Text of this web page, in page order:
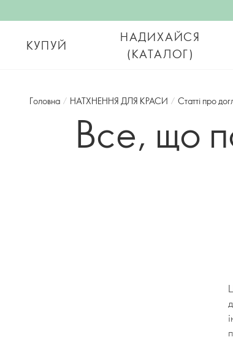
КУПУЙ
НАДИХАЙСЯ
(КАТАЛОГ)
Головна / НАТХНЕННЯ ДЛЯ КРАСИ / Статті про
Все, що